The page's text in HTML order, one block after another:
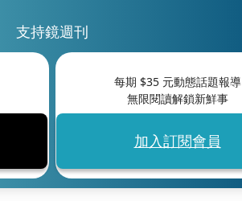
支持鏡週刊
每期 $35元動態話題報導
無限閱讀解鎖新鮮事
加入訂閱會員